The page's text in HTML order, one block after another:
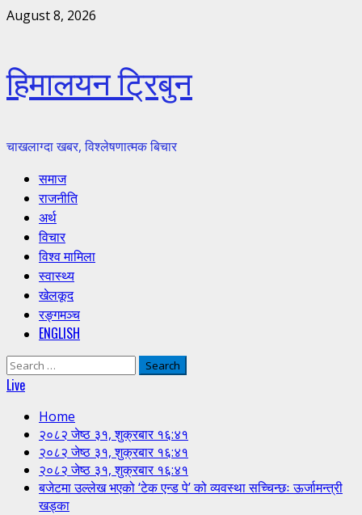
Skip
August 8, 2026
हिमालयन ट्रिबुन
चाखलाग्दा खबर, विश्लेषणात्मक बिचार
Primary
Menu
समाज
राजनीति
अर्थ
विचार
विश्व मामिला
स्वास्थ्य
खेलकूद
रङ्गमञ्च
ENGLISH
Search
for:
Live
Home
२०८२ जेष्ठ ३१, शुक्रबार १६:४१
२०८२ जेष्ठ ३१, शुक्रबार १६:४१
२०८२ जेष्ठ ३१, शुक्रबार १६:४१
बजेटमा उल्लेख भएको ‘टेक एन्ड पे’ को व्यवस्था सच्चिन्छः ऊर्जामन्त्री
खड्का